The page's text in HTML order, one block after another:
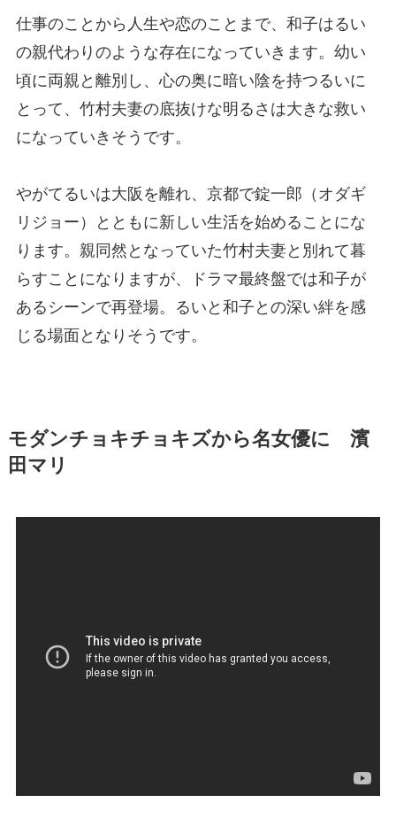
仕事のことから人生や恋のことまで、和子はるい
の親代わりのような存在になっていきます。幼い
頃に両親と離別し、心の奥に暗い陰を持つるいに
とって、竹村夫妻の底抜けな明るさは大きな救い
になっていきそうです。
やがてるいは大阪を離れ、京都で錠一郎（オダギ
リジョー）とともに新しい生活を始めることにな
ります。親同然となっていた竹村夫妻と別れて暮
らすことになりますが、ドラマ最終盤では和子が
あるシーンで再登場。るいと和子との深い絆を感
じる場面となりそうです。
モダンチョキチョキズから名女優に 濱
田マリ